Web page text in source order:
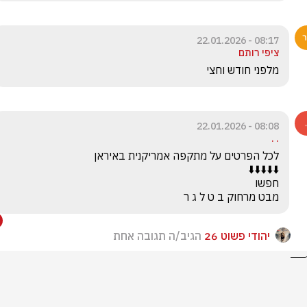
08:17 - 22.01.2026
ציפי רותם
מלפני חודש וחצי
08:08 - 22.01.2026
. .
מבט מרחוק ב ט ל ג ר
יהודי פשוט 26 הגיב/ה תגובה אחת